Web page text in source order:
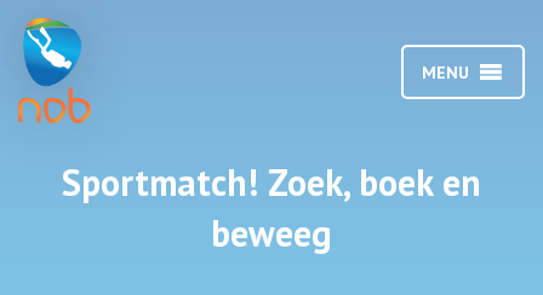
MENU
Sportmatch! Zoek, boek en
beweeg